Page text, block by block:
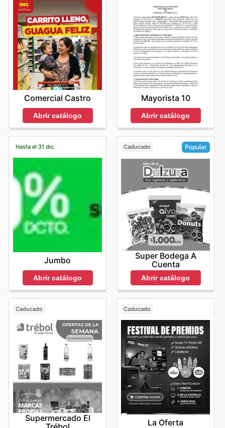
Comercial Castro
Abrir catálogo
Mayorista 10
Abrir catálogo
Hasta el 31 dic.
Jumbo
Abrir catálogo
Caducado Popular
Super Bodega A
Cuenta
Abrir catálogo
Caducado
Supermercado El
Caducado
La Oferta